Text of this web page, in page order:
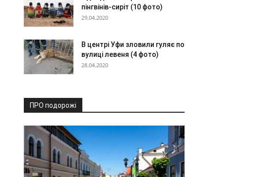
пінгвінів-сиріт (10 фото)
29.04.2020
В центрі Уфи зловили гуляє по
вулиці левеня (4 фото)
28.04.2020
ПРО подорожі